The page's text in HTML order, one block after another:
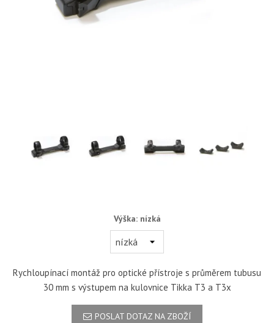
Výška: nízká
Rychloupínací montáž pro optické přístroje s průměrem tubusu
30 mm s výstupem na kulovnice Tikka T3 a T3x
POSLAT DOTAZ NA ZBOŽÍ